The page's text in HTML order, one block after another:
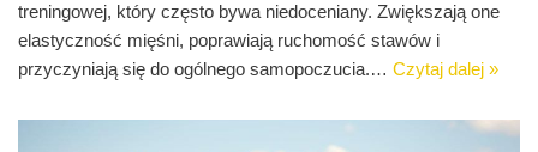
treningowej, który często bywa niedoceniany. Zwiększają one
elastyczność mięśni, poprawiają ruchomość stawów i
przyczyniają się do ogólnego samopoczucia.… Czytaj dalej »